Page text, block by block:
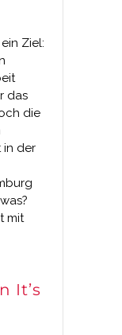
Ziel:
das
die
in der
mit
It’s